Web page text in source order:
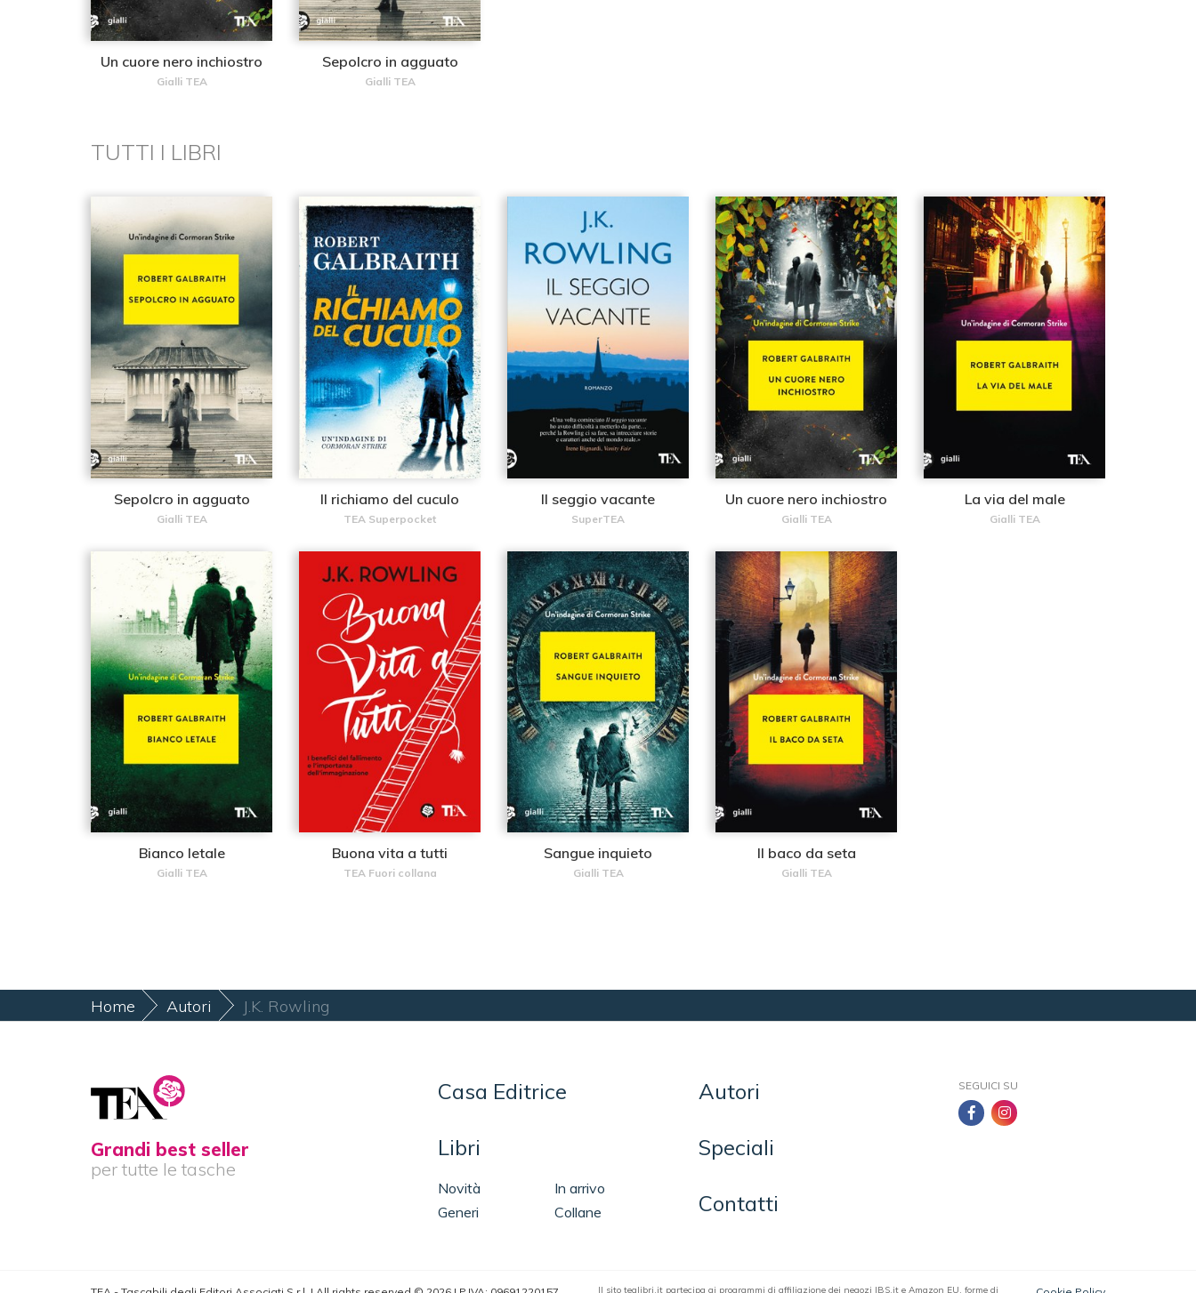
Un cuore nero inchiostro
Gialli TEA
Sepolcro in agguato
Gialli TEA
TUTTI I LIBRI
Sepolcro in agguato
Gialli TEA
Il richiamo del cuculo
TEA Superpocket
Il seggio vacante
SuperTEA
Un cuore nero inchiostro
Gialli TEA
La via del male
Gialli TEA
Bianco letale
Gialli TEA
Buona vita a tutti
TEA Fuori collana
Sangue inquieto
Gialli TEA
Il baco da seta
Gialli TEA
Home Autori J.K. Rowling
Grandi best seller
per tutte le tasche
Casa Editrice
Libri
Novità
In arrivo
Generi
Collane
Autori
Speciali
Contatti
SEGUICI SU
Il sito tealibri.it partecipa ai programmi di affiliazione dei negozi IBS.it e Amazon EU, forme di